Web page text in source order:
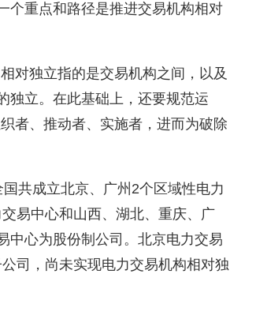
个重点和路径是推进交易机构相对
对独立指的是交易机构之间，以及
独立。在此基础上，还要规范运
者、推动者、实施者，进而为破除
共成立北京、广州2个区域性电力
易中心和山西、湖北、重庆、广
中心为股份制公司。北京电力交易
司，尚未实现电力交易机构相对独